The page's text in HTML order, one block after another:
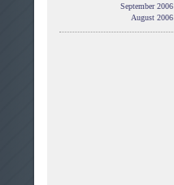
September 2006
August 2006